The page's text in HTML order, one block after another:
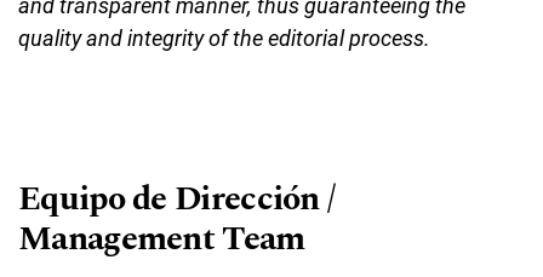
and transparent manner, thus guaranteeing the
quality and integrity of the editorial process.
Equipo de Dirección /
Management Team